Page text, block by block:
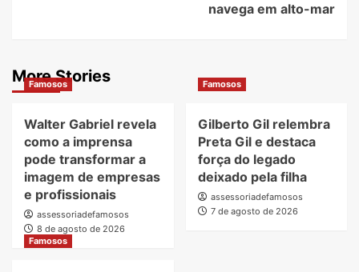
navega em alto-mar
More Stories
Famosos
Walter Gabriel revela
como a imprensa
pode transformar a
imagem de empresas
e profissionais
assessoriadefamosos
8 de agosto de 2026
Famosos
Gilberto Gil relembra
Preta Gil e destaca
força do legado
deixado pela filha
assessoriadefamosos
7 de agosto de 2026
Famosos